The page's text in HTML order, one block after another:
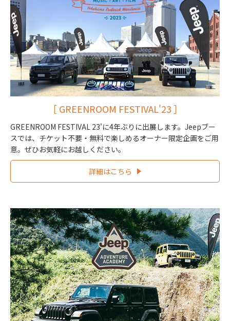
［ GREENROOM FESTIVAL'23 ］
GREENROOM FESTIVAL 23'に4年ぶりに出展します。Jeepブー
スでは、チケット不要・無料で楽しめるオーナー限定企画をご用
意。ぜひお気軽にお越しください。
詳細はこちら